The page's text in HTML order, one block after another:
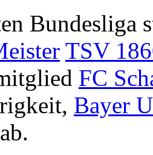
Bundesliga
TSV
FC
Bayer